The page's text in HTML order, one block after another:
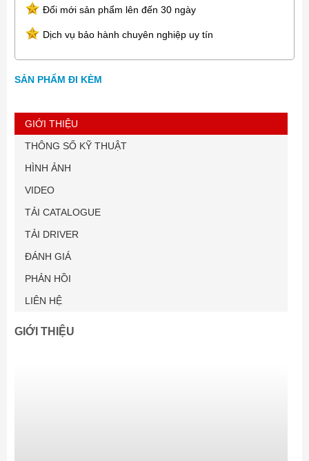
Đổi mới sản phẩm lên đến 30 ngày
Dịch vụ bảo hành chuyên nghiệp uy tín
SẢN PHẨM ĐI KÈM
GIỚI THIỆU
THÔNG SỐ KỸ THUẬT
HÌNH ẢNH
VIDEO
TẢI CATALOGUE
TẢI DRIVER
ĐÁNH GIÁ
PHẢN HỒI
LIÊN HỆ
GIỚI THIỆU